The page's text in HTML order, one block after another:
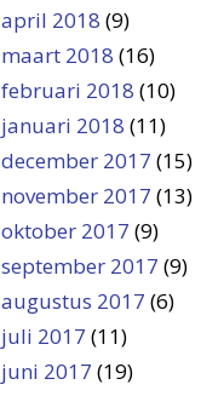
april 2018 (9)
maart 2018 (16)
februari 2018 (10)
januari 2018 (11)
december 2017 (15)
november 2017 (13)
oktober 2017 (9)
september 2017 (9)
augustus 2017 (6)
juli 2017 (11)
juni 2017 (19)